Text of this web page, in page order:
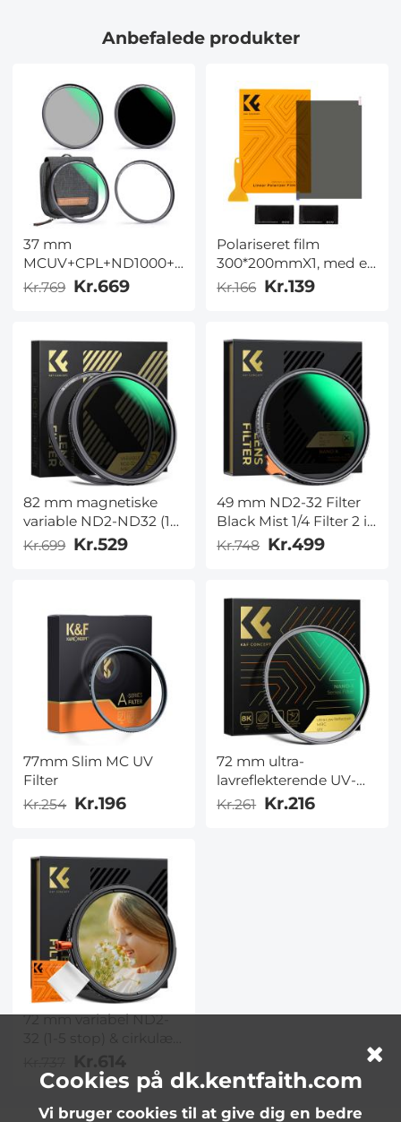
lag nanoovertrukketAnbefalede produkter
37 mm
MCUV+CPL+ND1000+Adapterring
Magnetisk 4-i-1
Antirefleks med
Filterpose
Kr.769 Kr.669
Polariseret film
300*200mmX1, med en
filmskraber, to poser
emballage
Kr.166 Kr.139
82 mm magnetiske
variable ND2-ND32 (1-5
stop) linsefiltre NO X
Kr.699 Kr.529
49 mm ND2-32 Filter
Black Mist 1/4 Filter 2 i 1
multifunktionaler
Kr.748 Kr.499
77mm Slim MC UV
Filter
Kr.254 Kr.196
72 mm ultra-
lavreflekterende UV-
filter med 28
Kr.261 Kr.216
72 mm variabel ND2-
& Black Mist 1/4 3 i 1
HD-linsefilter med 28
multi-coatede til
Cookies på dk.kentfaith.com
Vi bruger cookies til at give dig en bedre